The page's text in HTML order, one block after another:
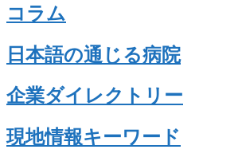
コラム
日本語の通じる病院
企業ダイレクトリー
現地情報キーワード